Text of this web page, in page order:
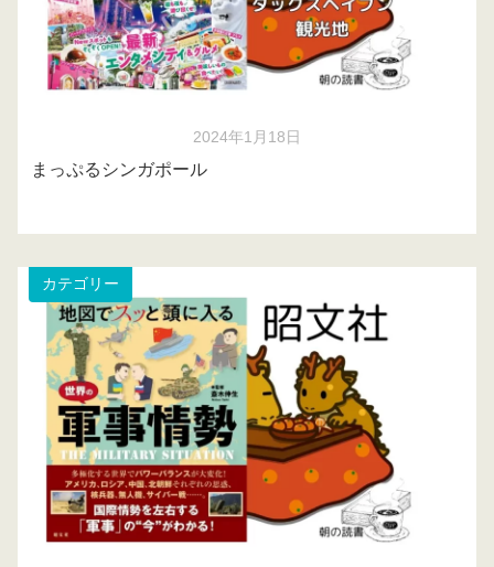
2024年1月18日
まっぷるシンガポール
カテゴリー